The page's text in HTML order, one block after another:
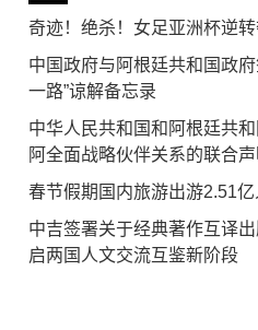
奇迹！绝杀！女足亚洲杯逆转
中国政府与阿根廷共和国政
一路”谅解备忘录
中华人民共和国和阿根廷共
阿全面战略伙伴关系的联合声
春节假期国内旅游出游2.51亿
中吉签署关于经典著作互译
启两国人文交流互鉴新阶段